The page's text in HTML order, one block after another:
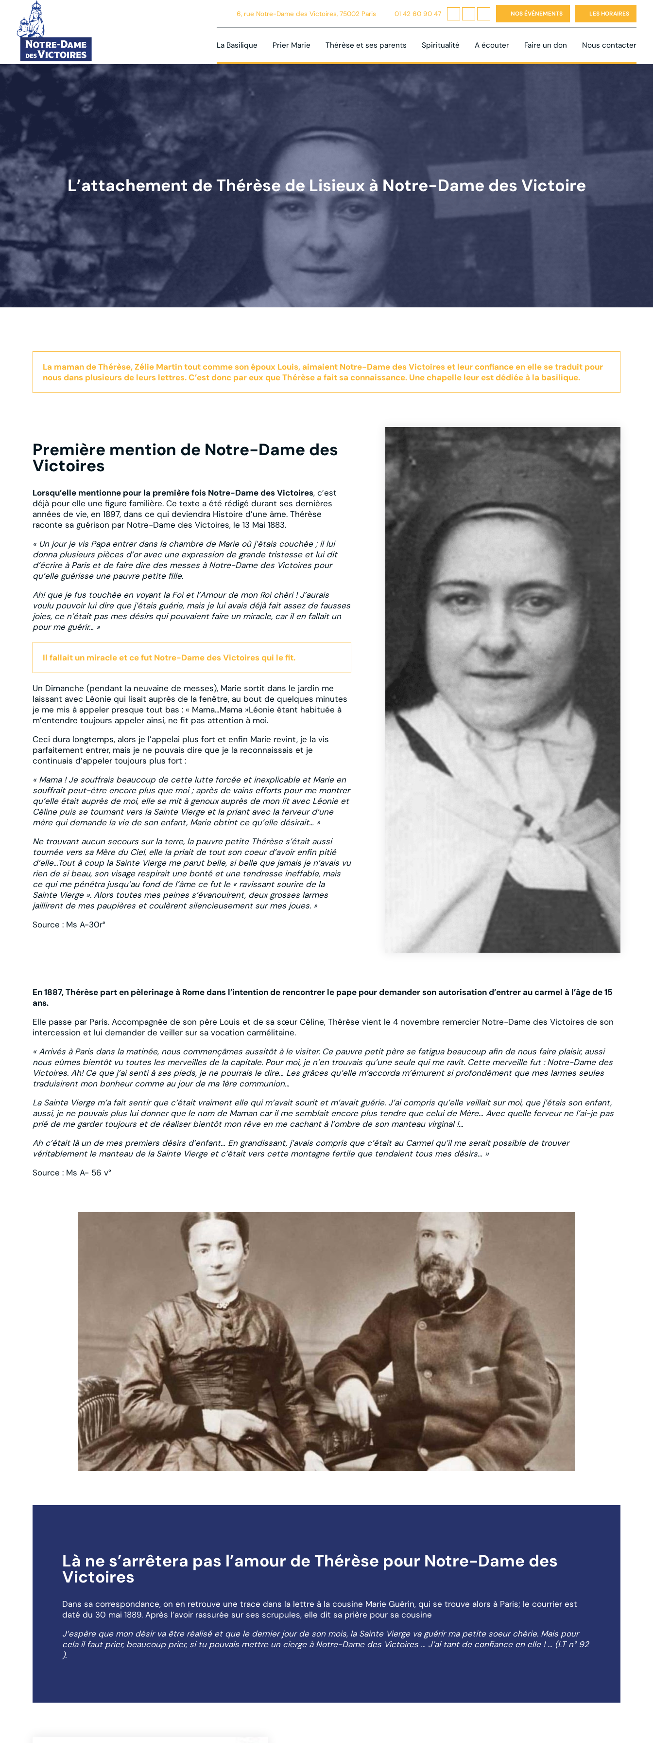
6, rue Notre-Dame des Victoires, 75002 Paris 01 42 60 90 47 NOS ÉVÉNEMENTS LES HORAIRES
La Basilique Prier Marie Thérèse et ses parents Spiritualité A écouter Faire un don Nous contacter
L’attachement de Thérèse de Lisieux à Notre-Dame des Victoire
La maman de Thérèse, Zélie Martin tout comme son époux Louis, aimaient Notre-Dame des Victoires et leur confiance en elle se traduit pour
nous dans plusieurs de leurs lettres. C’est donc par eux que Thérèse a fait sa connaissance. Une chapelle leur est dédiée à la basilique.
Première mention de Notre-Dame des
Victoires
Lorsqu’elle mentionne pour la première fois Notre-Dame des Victoires, c’est
déjà pour elle une figure familière. Ce texte a été rédigé durant ses dernières
années de vie, en 1897, dans ce qui deviendra Histoire d’une âme. Thérèse
raconte sa guérison par Notre-Dame des Victoires, le 13 Mai 1883.
« Un jour je vis Papa entrer dans la chambre de Marie où j’étais couchée ; il lui
donna plusieurs pièces d’or avec une expression de grande tristesse et lui dit
d’écrire à Paris et de faire dire des messes à Notre-Dame des Victoires pour
qu’elle guérisse une pauvre petite fille.
Ah! que je fus touchée en voyant la Foi et l’Amour de mon Roi chéri ! J’aurais
voulu pouvoir lui dire que j’étais guérie, mais je lui avais déjà fait assez de fausses
joies, ce n’était pas mes désirs qui pouvaient faire un miracle, car il en fallait un
pour me guérir… »
Il fallait un miracle et ce fut Notre-Dame des Victoires qui le fit.
Un Dimanche (pendant la neuvaine de messes), Marie sortit dans le jardin me
laissant avec Léonie qui lisait auprès de la fenêtre, au bout de quelques minutes
je me mis à appeler presque tout bas : « Mama…Mama »Léonie étant habituée à
m’entendre toujours appeler ainsi, ne fit pas attention à moi.
Ceci dura longtemps, alors je l’appelai plus fort et enfin Marie revint, je la vis
parfaitement entrer, mais je ne pouvais dire que je la reconnaissais et je
continuais d’appeler toujours plus fort :
« Mama ! Je souffrais beaucoup de cette lutte forcée et inexplicable et Marie en
souffrait peut-être encore plus que moi ; après de vains efforts pour me montrer
qu’elle était auprès de moi, elle se mit à genoux auprès de mon lit avec Léonie et
Céline puis se tournant vers la Sainte Vierge et la priant avec la ferveur d’une
mère qui demande la vie de son enfant, Marie obtint ce qu’elle désirait… »
Ne trouvant aucun secours sur la terre, la pauvre petite Thérèse s’était aussi
tournée vers sa Mère du Ciel, elle la priait de tout son coeur d’avoir enfin pitié
d’elle…Tout à coup la Sainte Vierge me parut belle, si belle que jamais je n’avais vu
rien de si beau, son visage respirait une bonté et une tendresse ineffable, mais
ce qui me pénétra jusqu’au fond de l’âme ce fut le « ravissant sourire de la
Sainte Vierge ». Alors toutes mes peines s’évanouirent, deux grosses larmes
jaillirent de mes paupières et coulèrent silencieusement sur mes joues. »
Source : Ms A-30r°
En 1887, Thérèse part en pèlerinage à Rome dans l’intention de rencontrer le pape pour demander son autorisation d’entrer au carmel à l’âge de 15
ans.
Elle passe par Paris. Accompagnée de son père Louis et de sa sœur Céline, Thérèse vient le 4 novembre remercier Notre-Dame des Victoires de son
intercession et lui demander de veiller sur sa vocation carmélitaine.
« Arrivés à Paris dans la matinée, nous commençâmes aussitôt à le visiter. Ce pauvre petit père se fatigua beaucoup afin de nous faire plaisir, aussi
nous eûmes bientôt vu toutes les merveilles de la capitale. Pour moi, je n’en trouvais qu’une seule qui me ravît. Cette merveille fut : Notre-Dame des
Victoires. Ah! Ce que j’ai senti à ses pieds, je ne pourrais le dire… Les grâces qu’elle m’accorda m’émurent si profondément que mes larmes seules
traduisirent mon bonheur comme au jour de ma 1ère communion…
La Sainte Vierge m’a fait sentir que c’était vraiment elle qui m’avait sourit et m’avait guérie. J’ai compris qu’elle veillait sur moi, que j’étais son enfant,
aussi, je ne pouvais plus lui donner que le nom de Maman car il me semblait encore plus tendre que celui de Mère… Avec quelle ferveur ne l’ai-je pas
prié de me garder toujours et de réaliser bientôt mon rêve en me cachant à l’ombre de son manteau virginal !…
Ah c’était là un de mes premiers désirs d’enfant… En grandissant, j’avais compris que c’était au Carmel qu’il me serait possible de trouver
véritablement le manteau de la Sainte Vierge et c’était vers cette montagne fertile que tendaient tous mes désirs… »
Source : Ms A- 56 v°
Là ne s’arrêtera pas l’amour de Thérèse pour Notre-Dame des
Victoires
Dans sa correspondance, on en retrouve une trace dans la lettre à la cousine Marie Guérin, qui se trouve alors à Paris; le courrier est
daté du 30 mai 1889. Après l’avoir rassurée sur ses scrupules, elle dit sa prière pour sa cousine
J’espère que mon désir va être réalisé et que le dernier jour de son mois, la Sainte Vierge va guérir ma petite soeur chérie. Mais pour
cela il faut prier, beaucoup prier, si tu pouvais mettre un cierge à Notre-Dame des Victoires … J’ai tant de confiance en elle ! … (LT n° 92
).